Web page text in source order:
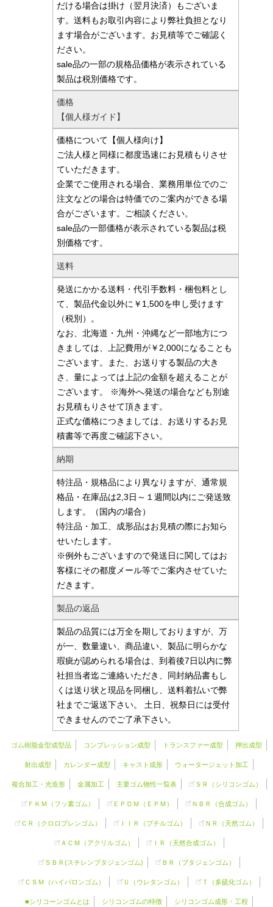
だける場合は掛け（翌月決済）もございま
す。送料もお取引内容により弊社負担となり
ます場合がございます。お見積等でご確認く
ださい。
sale品の一部の規格品価格が表示されている
製品は税別価格です。
価格
【個人様ガイド】
価格について【個人様向け】
ご法人様と同様に都度迅速にお見積もりさせ
ていただきます。
企業でご使用される場合、業務用単位でのご
注文などの場合は特価でのご案内ができる場
合がございます。ご相談ください。
sale品の一部価格が表示されている製品は税
別価格です。
送料
発送にかかる送料・代引手数料・梱包料とし
て、製品代金以外に￥1,500を申し受けます
（税別）。
なお、北海道・九州・沖縄など一部地方につ
きましては、上記費用が￥2,000になることも
ございます。また、お送りする製品の大き
さ、量によっては上記の金額を超えることが
ございます。 ※海外へ発送の場合なども別途
お見積もりさせて頂きます。
正式な価格につきましては、お送りするお見
積書等で再度ご確認下さい。
納期
特注品・規格品により異なりますが、通常規
格品・在庫品は2,3日～１週間以内にご発送致
します。（国内の場合）
特注品・加工、成形品はお見積の際にお知ら
せいたします。
※例外もございますので発送日に関してはお
客様にその都度メール等でご案内させていた
だきます。
製品の返品
製品の品質には万全を期しておりますが、万
が一、数量違い、商品違い、製品に明らかな
瑕疵が認められる場合は、到着後7日以内に弊
社担当者迄ご連絡いただき、同封納品書もし
くは送り状と現品を同梱し、送料着払いで弊
社までご返送下さい。 土日、祝祭日には受付
できませんのでご了承下さい。
ゴム樹脂金型成型品 コンプレッション成型 トランスファー成型 押出成型
射出成型 カレンダー成型 キャスト成形 ウォータージェット加工
複合加工・光造形 金属加工 主要ゴム物性一覧表 ＳＲ（ シリコンゴム ）
ＦＫＭ（フッ素ゴム） ＥＰＤＭ（ＥＰＭ） ＮＢＲ（合成ゴム）
ＣＲ（クロロプレンゴム） ＩＩＲ（ブチルゴム） ＮＲ（天然ゴム）
ＡＣＭ（アクリルゴム） ＩＲ（天然合成ゴム）
ＳＢＲ(スチレンブタジェンゴム) ＢＲ（ブタジェンゴム）
ＣＳＭ（ハイパロンゴム） Ｕ（ウレタンゴム） Ｔ（多硫化ゴム）
■シリコーンゴムとは シリコンゴムの特徴 シリコンゴム成形・工程